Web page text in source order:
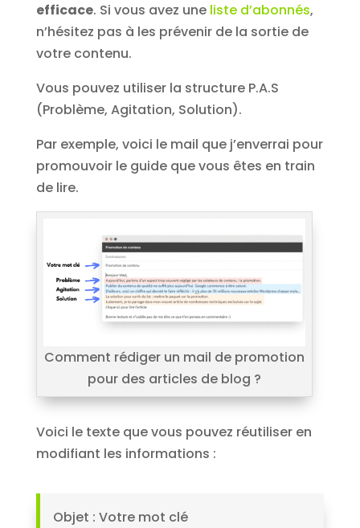
efficace. Si vous avez une liste d’abonnés,
n’hésitez pas à les prévenir de la sortie de
votre contenu.
Vous pouvez utiliser la structure P.A.S
(Problème, Agitation, Solution).
Par exemple, voici le mail que j’enverrai pour
promouvoir le guide que vous êtes en train
de lire.
Comment rédiger un mail de promotion
pour des articles de blog ?
Voici le texte que vous pouvez réutiliser en
modifiant les informations :
Objet : Votre mot clé